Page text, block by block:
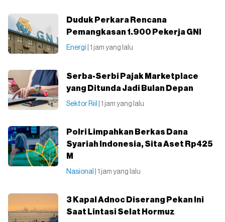
Duduk Perkara Rencana
Pemangkasan 1.900 Pekerja GNI
Energi | 1 jam yang lalu
Serba-Serbi Pajak Marketplace
yang Ditunda Jadi Bulan Depan
Sektor Riil | 1 jam yang lalu
Polri Limpahkan Berkas Dana
Syariah Indonesia, Sita Aset Rp425
M
Nasional | 1 jam yang lalu
3 Kapal Adnoc Diserang Pekan Ini
Saat Lintasi Selat Hormuz